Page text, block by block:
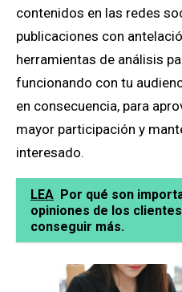
contenidos en las redes
publicaciones con
herramientas de análisis
funcionando con tu
en consecuencia, para
mayor participación y
interesado.
LEA Por qué son
opiniones de los
conseguir más.